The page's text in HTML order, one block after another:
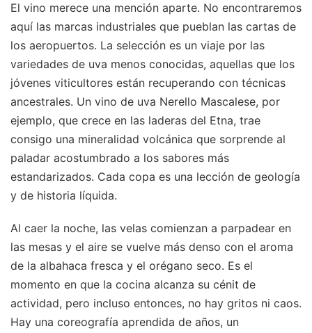
El vino merece una mención aparte. No encontraremos
aquí las marcas industriales que pueblan las cartas de
los aeropuertos. La selección es un viaje por las
variedades de uva menos conocidas, aquellas que los
jóvenes viticultores están recuperando con técnicas
ancestrales. Un vino de uva Nerello Mascalese, por
ejemplo, que crece en las laderas del Etna, trae
consigo una mineralidad volcánica que sorprende al
paladar acostumbrado a los sabores más
estandarizados. Cada copa es una lección de geología
y de historia líquida.
Al caer la noche, las velas comienzan a parpadear en
las mesas y el aire se vuelve más denso con el aroma
de la albahaca fresca y el orégano seco. Es el
momento en que la cocina alcanza su cénit de
actividad, pero incluso entonces, no hay gritos ni caos.
Hay una coreografía aprendida de años, un